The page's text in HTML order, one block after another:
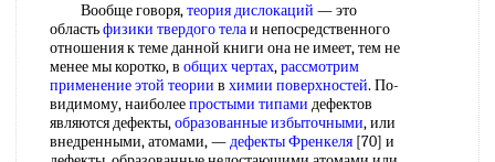
Вообще говоря,теория дислокаций — это
областьфизики твердого телаи непосредственного
отношения к теме данной книги она не имеет, тем не
менее мы коротко, в общих чертах,рассмотрим
применениеэтой теории в химии поверхностей. По-
видимому, наиболеепростыми типами дефектов
являются дефекты,образованные избыточными, или
внедренными, атомами, —дефекты Френкеля [70] и